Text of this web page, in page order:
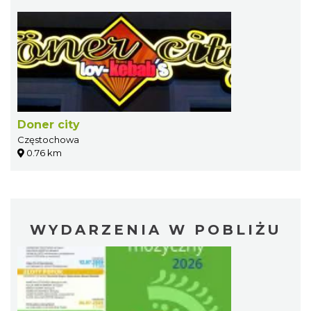
Doner city
Częstochowa
0.76 km
WYDARZENIA W POBLIŻU